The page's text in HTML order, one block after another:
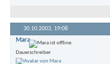
30.10.2003, 19:08
Mara
Dauerschreiber